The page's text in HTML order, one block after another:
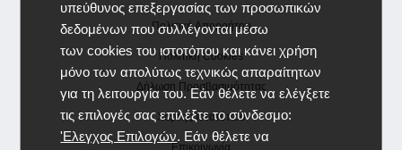
υπεύθυνος επεξεργασίας των προσωπικών
δεδομένων που συλλέγονται μέσω
των cookies του ιστοτόπου και κάνει χρήση
μόνο των απολύτως τεχνικώς απαραίτητων
για τη λειτουργία του. Εάν θέλετε να ελέγξετε
τις επιλογές σας επιλέξτε το σύνδεσμο:
'Ελεγχος Επιλογών. Εάν θέλετε να
Πολιτική Απορρήτου
Πολιτική Cookies
Δήλωση Προσβασιμότητας
Χάρτης Ιστοτόπου
Επικοινωνία